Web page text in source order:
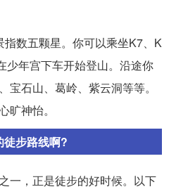
数五颗星。你可以乘坐K7、K
少年宫下车开始登山。沿途你
宝石山、葛岭、紫云洞等等。
旷神怡。
徒步路线啊?
一，正是徒步的好时候。以下